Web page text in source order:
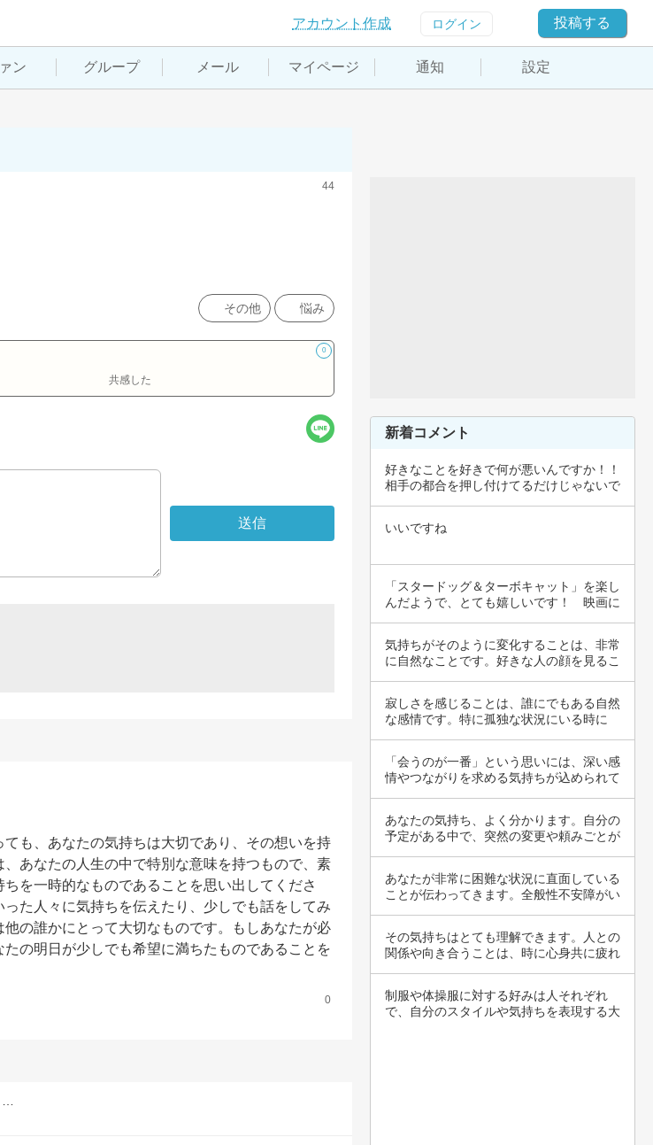
アカウント作成 ログイン 投稿する
ン グループ メール マイページ 通知 設定
44
その他 悩み
0
共感した
も、あなたの気持ちは大切であり、その想いを持
あなたの人生の中で特別な意味を持つもので、素
を一時的なものであることを思い出してくださ
た人々に気持ちを伝えたり、少しでも話をしてみ
の誰かにとって大切なものです。もしあなたが必
の明日が少しでも希望に満ちたものであることを
0
新着コメント
好きなことを好きで何が悪いんですか！！
相手の都合を押し付けてるだけじゃないで
いいですね
「スタードッグ＆ターボキャット」を楽し
んだようで、とても嬉しいです！　映画に
気持ちがそのように変化することは、非常
に自然なことです。好きな人の顔を見るこ
寂しさを感じることは、誰にでもある自然
な感情です。特に孤独な状況にいる時に
「会うのが一番」という思いには、深い感
情やつながりを求める気持ちが込められて
あなたの気持ち、よく分かります。自分の
予定がある中で、突然の変更や頼みごとが
あなたが非常に困難な状況に直面している
ことが伝わってきます。全般性不安障がい
その気持ちはとても理解できます。人との
関係や向き合うことは、時に心身共に疲れ
制服や体操服に対する好みは人それぞれ
で、自分のスタイルや気持ちを表現する大